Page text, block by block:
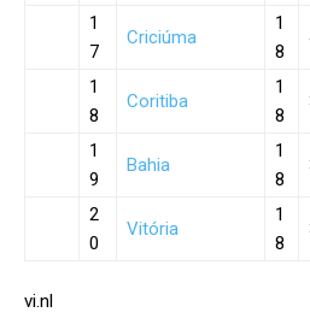
1
7
Criciúma
1
8
1
8
Coritiba
1
8
1
9
Bahia
1
8
2
0
Vitória
1
8
vi.nl